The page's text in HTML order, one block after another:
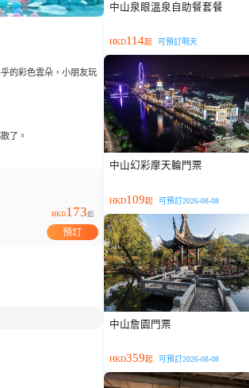
的彩色雲朵，小朋友玩
了。
HKD173起
預訂
中山泉眼溫泉自助餐套餐
HKD114起 可預訂明天
中山幻彩摩天輪門票
HKD109起 可預訂2026-08-08
中山詹園門票
HKD359起 可預訂2026-08-08